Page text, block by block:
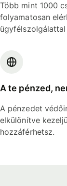
Több mint 1000
folyamatosan
A te pénzed,
A pénzedet
elkülönítve
hozzáférhetsz.